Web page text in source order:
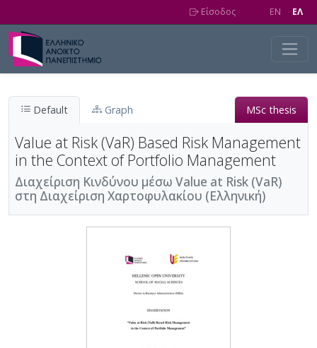
Είσοδος EN EΛ
Default Graph MSc thesis
Value at Risk (VaR) Based Risk Management
in the Context of Portfolio Management
Διαχείριση Κινδύνου μέσω Value at Risk (VaR)
στη Διαχείριση Χαρτοφυλακίου (Ελληνική)